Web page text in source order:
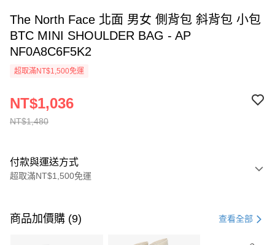
The North Face 北面 男女 側背包 斜背包 小包
BTC MINI SHOULDER BAG - AP
NF0A8C6F5K2
超取滿NT$1,500免運
NT$1,480
NT$1,036
付款與運送方式
超取滿NT$1,500免運
信用卡一次付款
商品加價購 (9) 查看全部